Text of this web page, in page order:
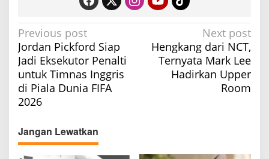
P
o
s
t
n
v
i
Previous post
Jordan Pickford Siap
Jadi Eksekutor Penalti
untuk Timnas Inggris
di Piala Dunia FIFA
2026
Next post
Hengkang dari NCT,
Ternyata Mark Lee
Hadirkan Upper
Room
Jangan Lewatkan